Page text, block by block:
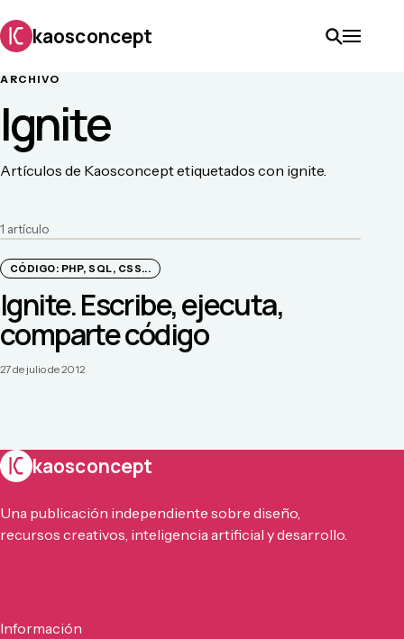
kaosconcept
ARCHIVO
Ignite
Artículos de Kaosconcept etiquetados con ignite.
1 artículo
CÓDIGO: PHP, SQL, CSS...
Ignite. Escribe, ejecuta,
comparte código
27 de julio de 2012
kaosconcept
Una publicación independiente sobre diseño,
recursos creativos, inteligencia artificial y desarrollo.
Información